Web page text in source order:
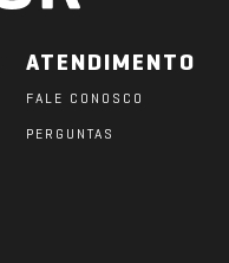
ATENDIMENTO
FALE CONOSCO
PERGUNTAS